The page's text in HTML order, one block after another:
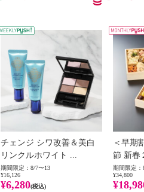
WEEKLY PUSH
チェンジ シワ改善＆美白
リンクルホワイト ...
期間限定：8/7〜13
¥16,126
¥6,280(税込)
＜早期
節 新春
期間限定：
¥34,800